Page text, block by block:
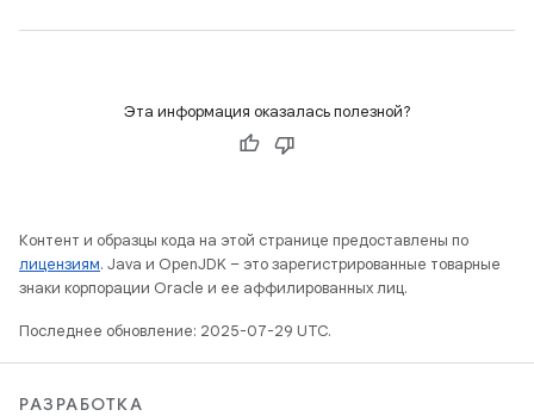
Эта информация оказалась полезной?
Контент и образцы кода на этой странице предоставлены по
лицензиям. Java и OpenJDK – это зарегистрированные товарные
знаки корпорации Oracle и ее аффилированных лиц.
Последнее обновление: 2025-07-29 UTC.
РАЗРАБОТКА